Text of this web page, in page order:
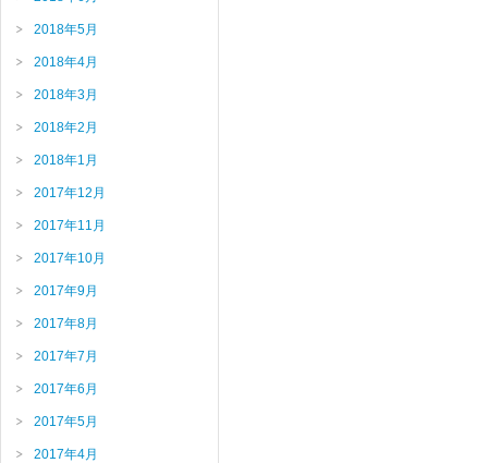
2018年5月
2018年4月
2018年3月
2018年2月
2018年1月
2017年12月
2017年11月
2017年10月
2017年9月
2017年8月
2017年7月
2017年6月
2017年5月
2017年4月